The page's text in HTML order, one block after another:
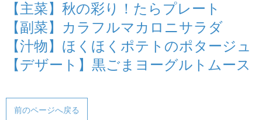
【主菜】秋の彩り！たらプレート
【副菜】カラフルマカロニサラダ
【汁物】ほくほくポテトのポタージュ
【デザート】黒ごまヨーグルトムース
前のページへ戻る